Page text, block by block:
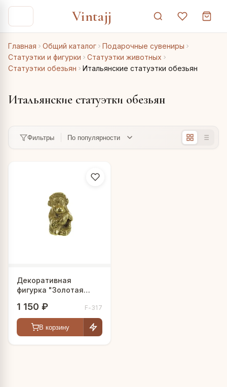
Vintajj
Главная Общий каталог
Подарочные сувениры
Статуэтки и фигурки
Статуэтки животных
Статуэтки обезьян
Итальянские статуэтки обезьян
Итальянские статуэтки обезьян
Фильтры
Декоративная
фигурка "Золотая
1 150 ₽ F-317
В корзину